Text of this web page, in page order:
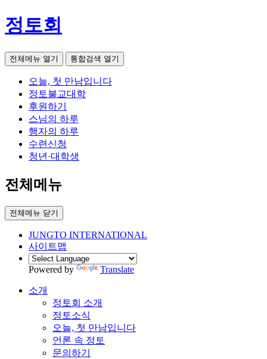
정토회
전체메뉴 열기 통합검색 열기
오늘, 첫 만남입니다
정토불교대학
후원하기
스님의 하루
행자의 하루
수련신청
청년·대학생
전체메뉴
전체메뉴 닫기
JUNGTO INTERNATIONAL
사이트맵
Powered by Translate
소개
정토회 소개
정토소식
오늘, 첫 만남입니다
언론 속 정토
문의하기